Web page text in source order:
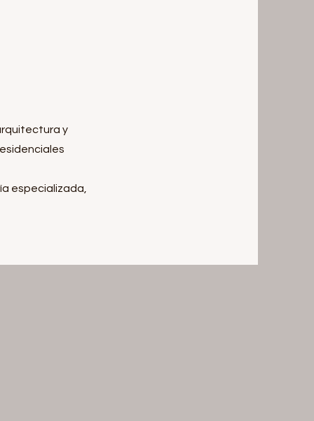
y
especializada,